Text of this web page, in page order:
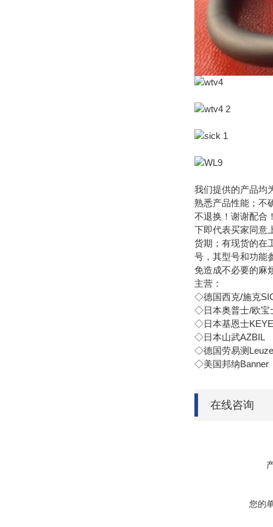
我们提供的产品均
熟悉产品性能；不
不退换！谢谢配合
下即代表买家同意
货期；有现货的在
号，其型号和功能
免造成不必要的麻
主营：
◇德国西克/施克
◇日本奥普士/欧宝
◇日本基恩士
◇日本山武AZBIL
◇德国劳易测
◇美国邦纳Banner
在线咨询
您的